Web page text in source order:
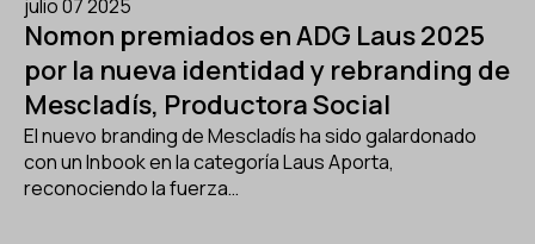
julio 07 2025
Nomon premiados en ADG Laus 2025
por la nueva identidad y rebranding de
Mescladís, Productora Social
El nuevo branding de Mescladís ha sido galardonado
con un Inbook en la categoría Laus Aporta,
reconociendo la fuerza…